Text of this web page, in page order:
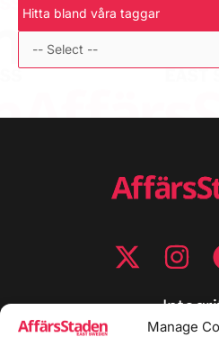
Manage
Hitta bland våra taggar